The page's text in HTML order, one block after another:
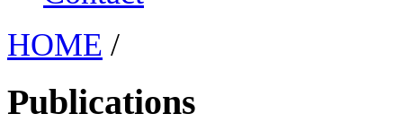
HOME /
Publications